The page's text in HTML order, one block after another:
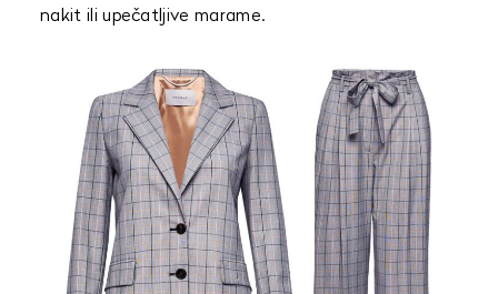
nakit ili upečatljive marame.